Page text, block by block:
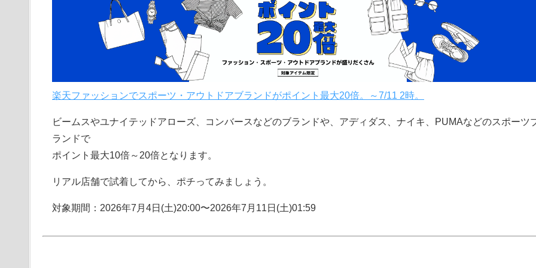
楽天ファッションでスポーツ・アウトドアブランドがポイント最大20倍。～7/11 2時。
ビームスやユナイテッドアローズ、コンバースなどのブランドや、アディダス、ナイキ、PUMAなどのスポーツ
ランドで
ポイント最大10倍～20倍となります。
リアル店舗で試着してから、ポチってみましょう。
対象期間：2026年7月4日(土)20:00〜2026年7月11日(土)01:59